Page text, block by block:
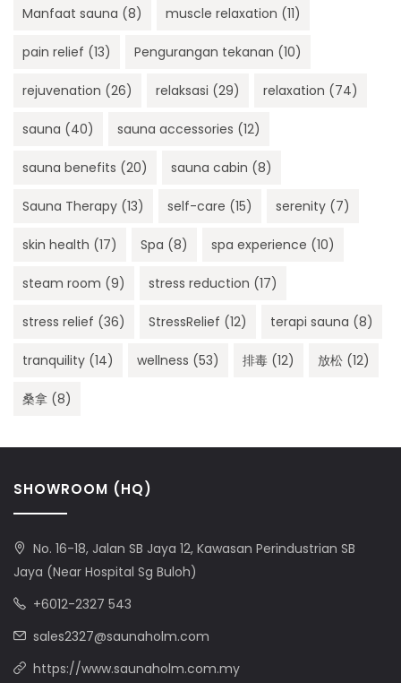
Manfaat sauna (8) muscle relaxation (11)
pain relief (13) Pengurangan tekanan (10)
rejuvenation (26) relaksasi (29) relaxation (74)
sauna (40) sauna accessories (12)
sauna benefits (20) sauna cabin (8)
Sauna Therapy (13) self-care (15) serenity (7)
skin health (17) Spa (8) spa experience (10)
steam room (9) stress reduction (17)
stress relief (36) StressRelief (12) terapi sauna (8)
tranquility (14) wellness (53) 排毒 (12) 放松 (12)
桑拿 (8)
SHOWROOM (HQ)
No. 16-18, Jalan SB Jaya 12, Kawasan Perindustrian SB
Jaya (Near Hospital Sg Buloh)
+6012-2327 543
sales2327@saunaholm.com
https://www.saunaholm.com.my